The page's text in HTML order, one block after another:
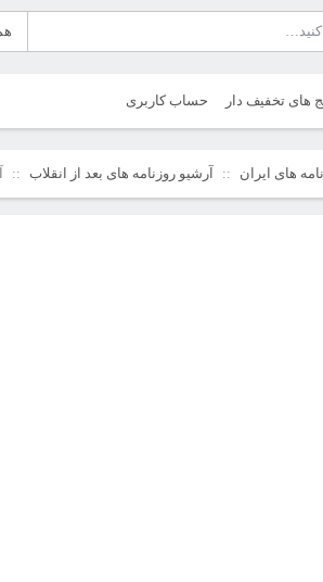
های تخفیف دار حساب کاربری
های ایران آرشیو روزنامه های بعد از انقلاب